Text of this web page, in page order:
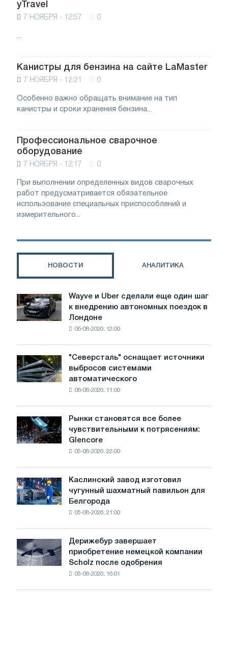
yTravel
7 НОЯБРЯ - 12:57 0
...
Канистры для бензина на сайте LaMaster
7 НОЯБРЯ - 12:21 0
Особенно важно обращать внимание на тип
канистры и сроки хранения бензина...
Профессиональное сварочное
оборудование
7 НОЯБРЯ - 12:17 0
При выполнении определенных видов сварочных
работ предусматривается обязательное
использование специальных приспособлений и
измерительного...
НОВОСТИ АНАЛИТИКА
Wayve
и
Uber
шаг
к
поездок
в
Лондоне
Wayve и Uber сделали еще один шаг
к внедрению автономных поездок в
Лондоне
06-08-2026, 12:00
"Северсталь"
оснащает
источники
автоматического
контроля
"Северсталь" оснащает источники
выбросов системами
автоматического
06-08-2026, 11:00
Рынки
становятся
все
потрясениям:
Glencore
Рынки становятся все более
чувствительными к потрясениям:
Glencore
05-08-2026, 22:00
Каслинский
завод
изготовил
для
Белгорода
Каслинский завод изготовил
чугунный шахматный павильон для
Белгорода
05-08-2026, 21:00
Дерижебур
завершает
приобретение
Дерижебур завершает
приобретение немецкой компании
Scholz после одобрения
05-08-2026, 16:01